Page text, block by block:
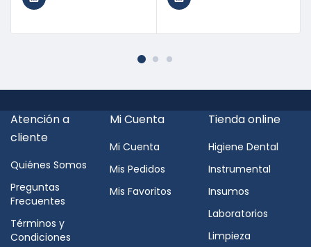
Atención a
cliente
Quiénes Somos
Preguntas
Frecuentes
Términos y
Condiciones
Mi Cuenta
Mi Cuenta
Mis Pedidos
Mis Favoritos
Tienda online
Higiene Dental
Instrumental
Insumos
Laboratorios
Limpieza